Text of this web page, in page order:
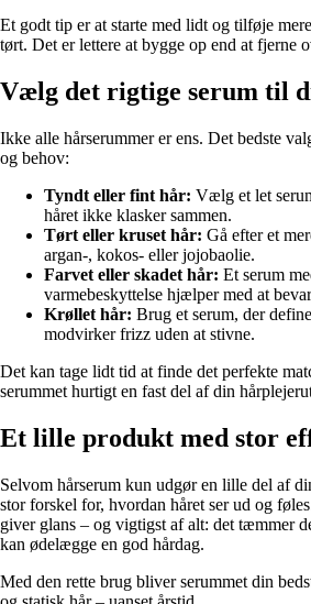
Et godt tip er at starte med lidt og tilføje
tørt. Det er lettere at bygge op end at fjerne
Vælg det rigtige serum til
Ikke alle hårserummer er ens. Det bedste
og behov:
Tyndt eller fint hår: Vælg et let
håret ikke klasker sammen.
Tørt eller kruset hår: Gå efter et
argan-, kokos- eller jojobaolie.
Farvet eller skadet hår: Et serum
varmebeskyttelse hjælper med at
Krøllet hår: Brug et serum, der
modvirker frizz uden at stivne.
Det kan tage lidt tid at finde det perfekte
serummet hurtigt en fast del af din
Et lille produkt med stor
Selvom hårserum kun udgør en lille del af
stor forskel for, hvordan håret ser ud og
giver glans – og vigtigst af alt: det tæmmer
kan ødelægge en god hårdag.
Med den rette brug bliver serummet din